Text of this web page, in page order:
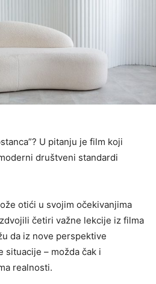
U pitanju je film koji
društveni standardi
otići u svojim očekivanjima
četiri važne lekcije iz filma
da iz nove perspektive
situacije – možda čak i
realnosti.